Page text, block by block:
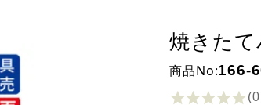
焼きた
商品No:166-
(0